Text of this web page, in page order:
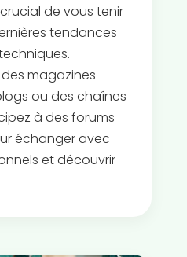
de vous tenir
tendances
magazines
ou des chaînes
à des forums
échanger avec
et découvrir